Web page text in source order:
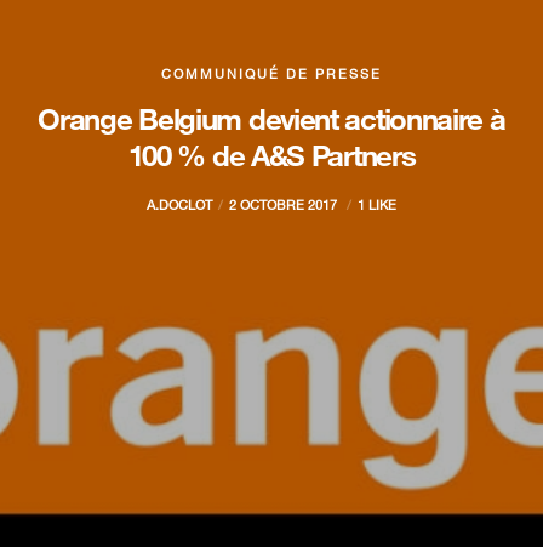
COMMUNIQUÉ DE PRESSE
Orange Belgium devient actionnaire à
100 % de A&S Partners
A.DOCLOT 2 OCTOBRE 2017 1 LIKE